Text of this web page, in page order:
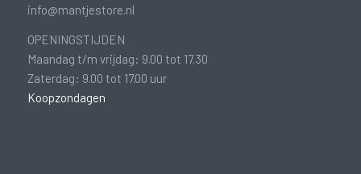
info@mantjestore.nl
OPENINGSTIJDEN
Maandag t/m vrijdag: 9.00 tot 17.30
Zaterdag: 9.00 tot 17.00 uur
Koopzondagen